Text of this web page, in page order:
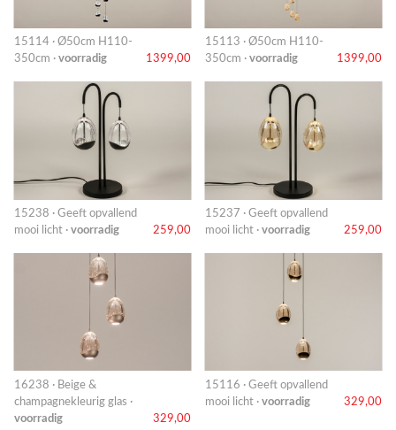
15114 · Ø50cm H110-
350cm · voorradig 1399,00
15113 · Ø50cm H110-
350cm · voorradig 1399,00
15238 · Geeft opvallend
mooi licht · voorradig 259,00
15237 · Geeft opvallend
mooi licht · voorradig 259,00
16238 · Beige &
champagnekleurig glas ·
voorradig
329,00
15116 · Geeft opvallend
mooi licht · voorradig 329,00